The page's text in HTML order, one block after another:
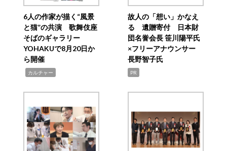
6人の作家が描く“風景
と猫”の共演 歌舞伎座
そばのギャラリー
YOHAKUで8月20日か
ら開催
カルチャー
故人の「想い」かなえ
る 遺贈寄付 日本財
団名誉会長 笹川陽平氏
×フリーアナウンサー
長野智子氏
PR